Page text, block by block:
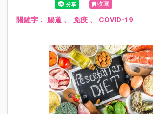
收藏
關鍵字： 腸道 、 免疫 、 COVID-19